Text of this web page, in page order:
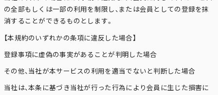
の全部もしくは一部の利用を制限し、または会員としての登録を抹
消することができるものとします。
【本規約のいずれかの条項に違反した場合】
登録事項に虚偽の事実があることが判明した場合
その他、当社が本サービスの利用を適当でないと判断した場合
当社は、本条に基づき当社が行った行為により会員に生じた損害に